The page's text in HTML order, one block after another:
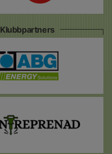
Klubbpartners